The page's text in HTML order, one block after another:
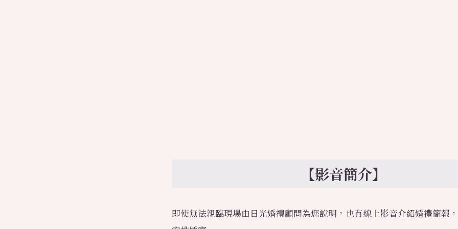
【影音簡介】
即使無法親臨現場由日光婚禮顧問為您說明，也有線上影音介紹婚禮簡報